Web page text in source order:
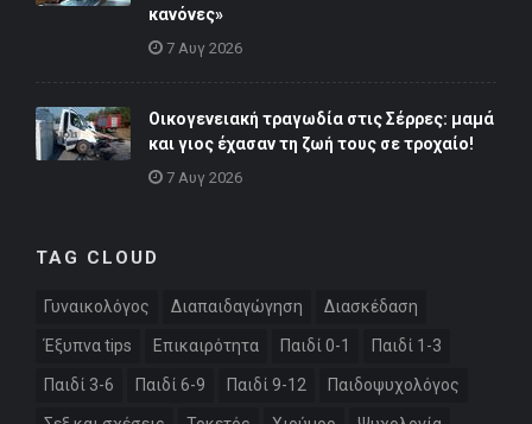
κανόνες»
7 Αυγ 2026
Οικογενειακή τραγωδία στις Σέρρες: μαμά
και γιος έχασαν τη ζωή τους σε τροχαίο!
7 Αυγ 2026
TAG CLOUD
Γυναικολόγος Διαπαιδαγώγηση Διασκέδαση
Έξυπνα tips Επικαιρότητα Παιδί 0-1 Παιδί 1-3
Παιδί 3-6 Παιδί 6-9 Παιδί 9-12 Παιδοψυχολόγος